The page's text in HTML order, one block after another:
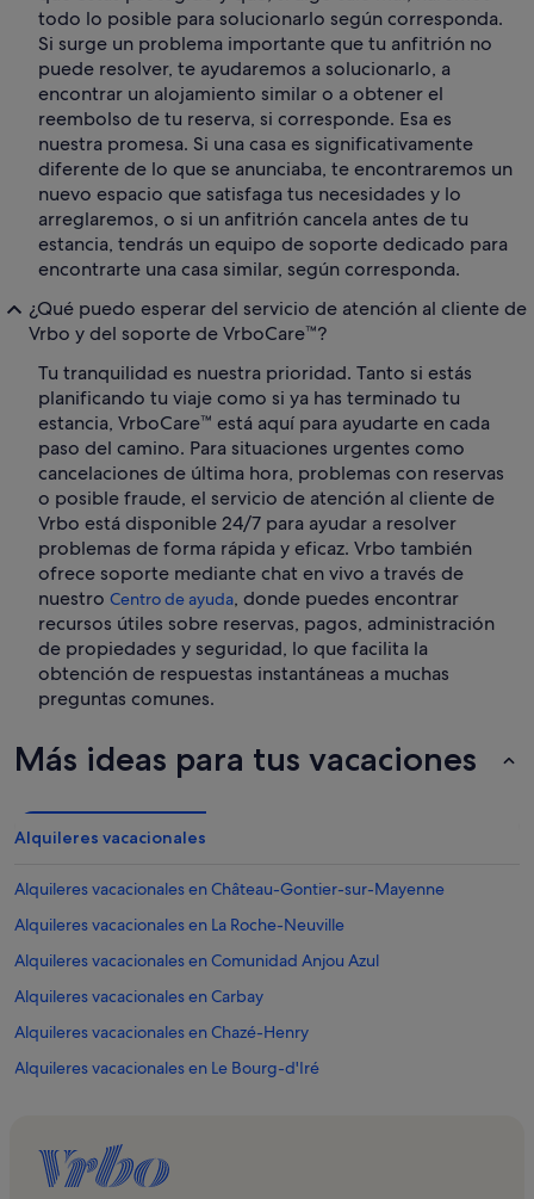
todo lo posible para solucionarlo según corresponda.
Si surge un problema importante que tu anfitrión no
puede resolver, te ayudaremos a solucionarlo, a
encontrar un alojamiento similar o a obtener el
reembolso de tu reserva, si corresponde. Esa es
nuestra promesa. Si una casa es significativamente
diferente de lo que se anunciaba, te encontraremos un
nuevo espacio que satisfaga tus necesidades y lo
arreglaremos, o si un anfitrión cancela antes de tu
estancia, tendrás un equipo de soporte dedicado para
encontrarte una casa similar, según corresponda.
¿Qué puedo esperar del servicio de atención al cliente de
Vrbo y del soporte de VrboCare™?
Tu tranquilidad es nuestra prioridad. Tanto si estás
planificando tu viaje como si ya has terminado tu
estancia, VrboCare™ está aquí para ayudarte en cada
paso del camino. Para situaciones urgentes como
cancelaciones de última hora, problemas con reservas
o posible fraude, el servicio de atención al cliente de
Vrbo está disponible 24/7 para ayudar a resolver
problemas de forma rápida y eficaz. Vrbo también
ofrece soporte mediante chat en vivo a través de
nuestro Centro de ayuda, donde puedes encontrar
recursos útiles sobre reservas, pagos, administración
de propiedades y seguridad, lo que facilita la
obtención de respuestas instantáneas a muchas
preguntas comunes.
Más ideas para tus vacaciones
Alquileres vacacionales
Alquileres vacacionales en Château-Gontier-sur-Mayenne
Alquileres vacacionales en La Roche-Neuville
Alquileres vacacionales en Comunidad Anjou Azul
Alquileres vacacionales en Carbay
Alquileres vacacionales en Chazé-Henry
Alquileres vacacionales en Le Bourg-d'Iré
Alquileres vacacionales en Pouancé
Alquileres vacacionales en Castillo de Pouancé